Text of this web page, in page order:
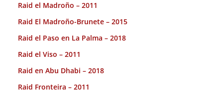
Raid el Madroño – 2011
Raid El Madroño-Brunete – 2015
Raid el Paso en La Palma – 2018
Raid el Viso – 2011
Raid en Abu Dhabi – 2018
Raid Fronteira – 2011